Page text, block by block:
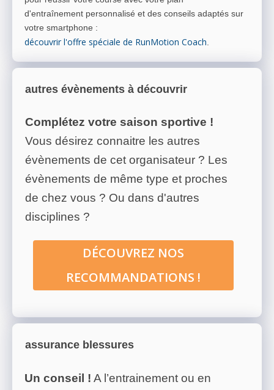
d'entraînement personnalisé et des conseils adaptés sur
votre smartphone :
découvrir l'offre spéciale de RunMotion Coach.
autres évènements à découvrir
Complétez votre saison sportive !
Vous désirez connaitre les autres
évènements de cet organisateur ? Les
évènements de même type et proches
de chez vous ? Ou dans d'autres
disciplines ?
DÉCOUVREZ NOS
RECOMMANDATIONS !
assurance blessures
Un conseil ! A l’entrainement ou en